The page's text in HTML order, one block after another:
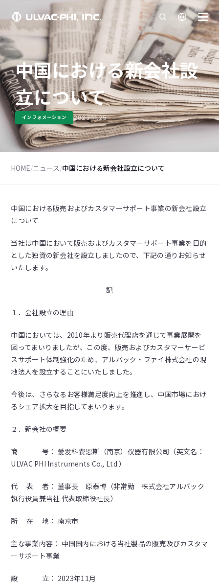
中国における新会社設
立について
インフォメーション 2023.11.25
HOME/ニュース/中国における新会社設立について
中国における販売およびカスタマーサポート事業の新会社設立
について
当社は中国において販売およびカスタマーサポート事業を目的
とした独資の新会社を設立しましたので、下記の通りお知らせ
いたします。
記
１．会社設立の理由
中国においては、2010年より販売代理店を通じて事業展開を
図ってまいりましたが、この度、販売およびカスタマーサービ
スサポート体制強化のため、アルバック・ファイ株式会社の現
地法人を設立することにいたしました。
今後は、さらなるお客様満足度向上を推進し、中国市場におけ
るシェア拡大を目指してまいります。
２．新会社の概要
商 号： 爱发科费恩斯（南京）仪器有限公司（英文名：
ULVAC PHI Instruments Co., Ltd.）
代 表 者： 董事長 原泰博（非常勤 株式会社アルバック
執行役員兼当社 代表取締役社長）
所 在 地： 南京市
主な事業内容： 中国国内における当社製品の販売及びカスタマ
ーサポート事業
設 立： 2023年11月